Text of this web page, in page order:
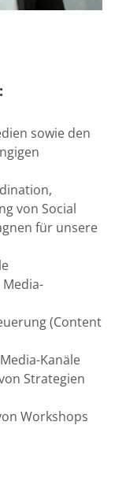
sowie den
von Social
für unsere
(Content
Kanäle
Strategien
Workshops